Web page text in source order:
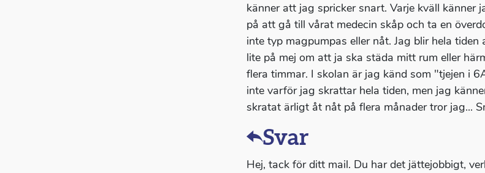
känner att jag spricker snart. Varje kväll känner
på att gå till vårat medecin skåp och ta en
inte typ magpumpas eller nåt. Jag blir hela
lite på mej om att ja ska städa mitt rum eller
flera timmar. I skolan är jag känd som "tjejen i
inte varför jag skrattar hela tiden, men jag
skratat ärligt åt nåt på flera månader tror jag...
Svar
Hej, tack för ditt mail. Du har det jättejobbigt,